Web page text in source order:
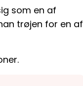
som en af
trøjen for en af